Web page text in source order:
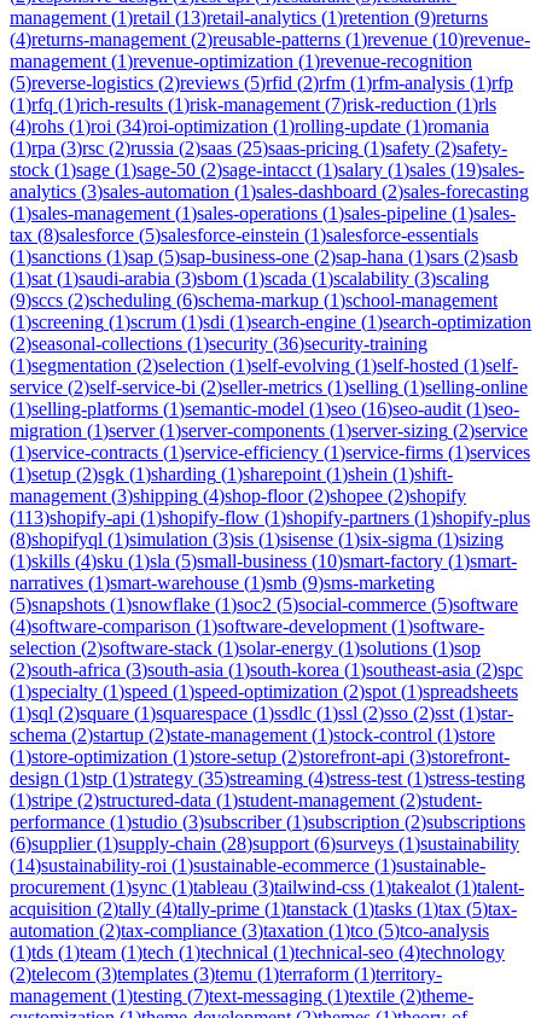
management (1)retail (13)retail-analytics (1)retention (9)returns
(4)returns-management (2)reusable-patterns (1)revenue (10)revenue-
management (1)revenue-optimization (1)revenue-recognition
(5)reverse-logistics (2)reviews (5)rfid (2)rfm (1)rfm-analysis (1)rfp
(1)rfq (1)rich-results (1)risk-management (7)risk-reduction (1)rls
(4)rohs (1)roi (34)roi-optimization (1)rolling-update (1)romania
(1)rpa (3)rsc (2)russia (2)saas (25)saas-pricing (1)safety (2)safety-
stock (1)sage (1)sage-50 (2)sage-intacct (1)salary (1)sales (19)sales-
analytics (3)sales-automation (1)sales-dashboard (2)sales-forecasting
(1)sales-management (1)sales-operations (1)sales-pipeline (1)sales-
tax (8)salesforce (5)salesforce-einstein (1)salesforce-essentials
(1)sanctions (1)sap (5)sap-business-one (2)sap-hana (1)sars (2)sasb
(1)sat (1)saudi-arabia (3)sbom (1)scada (1)scalability (3)scaling
(9)sccs (2)scheduling (6)schema-markup (1)school-management
(1)screening (1)scrum (1)sdi (1)search-engine (1)search-optimization
(2)seasonal-collections (1)security (36)security-training
(1)segmentation (2)selection (1)self-evolving (1)self-hosted (1)self-
service (2)self-service-bi (2)seller-metrics (1)selling (1)selling-online
(1)selling-platforms (1)semantic-model (1)seo (16)seo-audit (1)seo-
migration (1)server(1)server-components (1)server-sizing (2)service
(1)service-contracts (1)service-efficiency (1)service-firms (1)services
(1)setup (2)sgk (1)sharding (1)sharepoint (1)shein (1)shift-
management (3)shipping (4)shop-floor(2)shopee (2)shopify
(113)shopify-api (1)shopify-flow (1)shopify-partners (1)shopify-plus
(8)shopifyql (1)simulation (3)sis (1)sisense (1)six-sigma (1)sizing
(1)skills (4)sku (1)sla (5)small-business (10)smart-factory (1)smart-
narratives (1)smart-warehouse (1)smb (9)sms-marketing
(5)snapshots (1)snowflake (1)soc2 (5)social-commerce (5)software
(4)software-comparison (1)software-development (1)software-
selection (2)software-stack (1)solar-energy (1)solutions (1)sop
(2)south-africa (3)south-asia (1)south-korea (1)southeast-asia (2)spc
(1)specialty (1)speed (1)speed-optimization (2)spot (1)spreadsheets
(1)sql (2)square (1)squarespace (1)ssdlc (1)ssl (2)sso (2)sst (1)star-
schema (2)startup (2)state-management (1)stock-control (1)store
(1)store-optimization (1)store-setup (2)storefront-api (3)storefront-
design (1)stp (1)strategy (35)streaming (4)stress-test (1)stress-testing
(1)stripe (2)structured-data (1)student-management (2)student-
performance (1)studio (3)subscriber(1)subscription (2)subscriptions
(6)supplier(1)supply-chain (28)support (6)surveys (1)sustainability
(14)sustainability-roi (1)sustainable-ecommerce (1)sustainable-
procurement (1)sync (1)tableau (3)tailwind-css (1)takealot (1)talent-
acquisition (2)tally (4)tally-prime (1)tanstack (1)tasks (1)tax (5)tax-
automation (2)tax-compliance (3)taxation (1)tco (5)tco-analysis
(1)tds (1)team (1)tech (1)technical (1)technical-seo (4)technology
(2)telecom (3)templates (3)temu (1)terraform (1)territory-
management (1)testing (7)text-messaging (1)textile (2)theme-